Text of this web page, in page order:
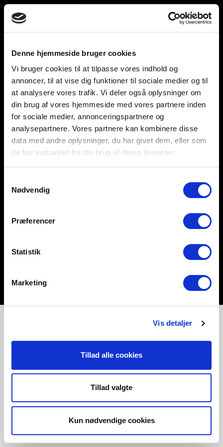
Denne hjemmeside bruger cookies
Vi bruger cookies til at tilpasse vores indhold og
annoncer, til at vise dig funktioner til sociale medier og til
at analysere vores trafik. Vi deler også oplysninger om
din brug af vores hjemmeside med vores partnere inden
for sociale medier, annonceringspartnere og
analysepartnere. Vores partnere kan kombinere disse
data med andre oplysninger, du har givet dem, eller som
de har indsamlet fra din brug af deres tjenester.
Nødvendig
Præferencer
Statistik
Marketing
Vis detaljer
Tillad alle cookies
Tillad valgte
Kun nødvendige cookies
Toggle
navigation
unnu
Help and support
Retailers
Browse for inspiration
SØREN FRICHS VEJ 52, 8230 AABYHØJ
+4586997400
INFO@UNNU.NU